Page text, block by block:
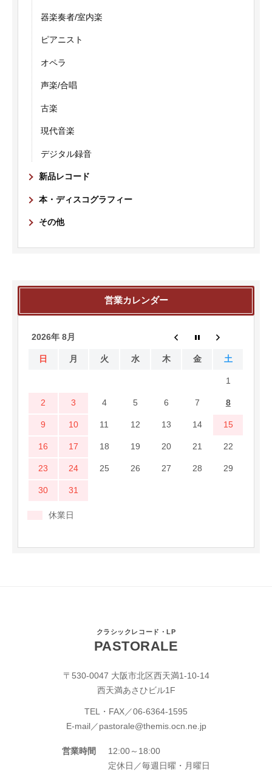
器楽奏者/室内楽
ピアニスト
オペラ
声楽/合唱
古楽
現代音楽
デジタル録音
新品レコード
本・ディスコグラフィー
その他
営業カレンダー
2026年 8月
日 月 火 水 木 金 土
1
2 3 4 5 6 7 8
9 10 11 12 13 14 15
16 17 18 19 20 21 22
23 24 25 26 27 28 29
30 31
休業日
クラシックレコード・LP
PASTORALE
〒530-0047 大阪市北区西天満1-10-14
西天満あさひビル1F
TEL・FAX／06-6364-1595
E-mail／ pastorale@themis.ocn.ne.jp
営業時間
12:00～18:00
定休日／毎週日曜・月曜日